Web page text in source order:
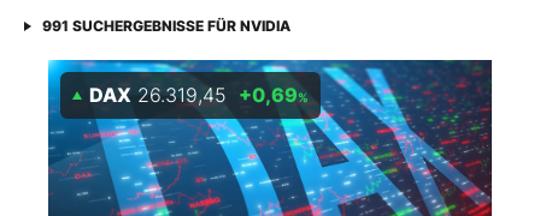
Abo & Shop
BO-Musterdepots
Experten
991 SUCHERGEBNISSE FÜR NVIDIA
DAX 26.319,45 +0,69%